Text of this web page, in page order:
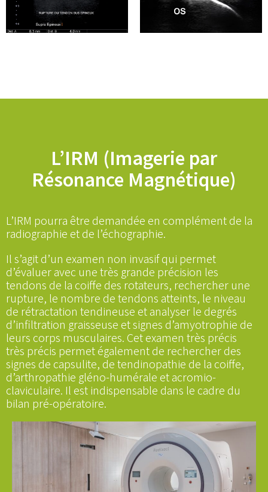
L’IRM (Imagerie par
Résonance Magnétique)
L’IRM pourra être demandée en complément de la
radiographie et de l’échographie.
Il s’agit d’un examen non invasif qui permet
d’évaluer avec une très grande précision les
tendons de la coiffe des rotateurs, rechercher une
rupture, le nombre de tendons atteints, le niveau
de rétractation tendineuse et analyser le degrés
d’infiltration graisseuse et signes d’amyotrophie de
leurs corps musculaires. Cet examen très précis
très précis permet également de rechercher des
signes de capsulite, de tendinopathie de la coiffe,
d’arthropathie gléno-humérale et acromio-
claviculaire. Il est indispensable dans le cadre du
bilan pré-opératoire.